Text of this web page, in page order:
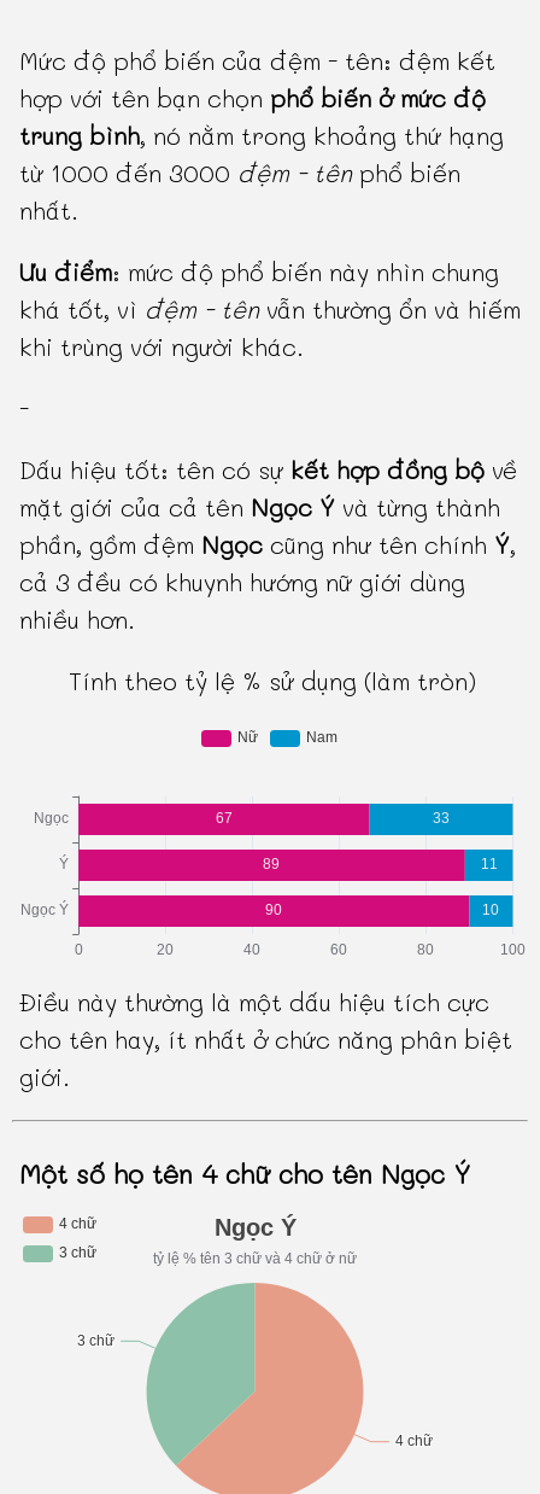
Mức độ phổ biến của đệm - tên: đệm kết
hợp với tên bạn chọn phổ biến ở mức độ
trung bình, nó nằm trong khoảng thứ hạng
từ 1000 đến 3000 đệm - tênphổ biến
nhất.
Ưu điểm: mức độ phổ biến này nhìn chung
khá tốt, vì đệm - tênvẫn thường ổn và hiếm
khi trùng với người khác.
-
Dấu hiệu tốt: tên có sự kết hợp đồng bộ về
mặt giới của cả tên Ngọc Ý và từng thành
phần, gồm đệm Ngọc cũng như tên chính Ý,
cả 3 đều có khuynh hướng nữ giới dùng
nhiều hơn.
Tính theo tỷ lệ % sử dụng (làm tròn)
Điều này thường là một dấu hiệu tích cực
cho tên hay, ít nhất ở chức năng phân biệt
giới.
Một số họ tên 4 chữ cho tên Ngọc Ý